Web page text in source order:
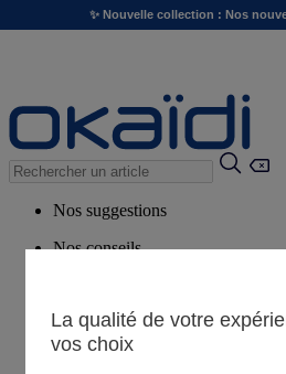
✨ Nouvelle collection : Nos
Nos suggestions
Nos conseils
La qualité de votre
vos choix